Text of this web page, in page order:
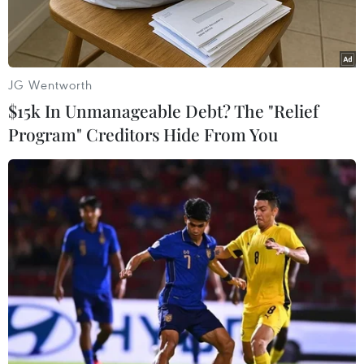
Tổ hợp Hypergrid. (Nguồn: Fermi America)
Fermi America, công ty có trụ sở tại Texas do
cựu Bộ trưởng Năng lượng Mỹ Rick Perry đồng
JG Wentworth
$15k In Unmanageable Debt? The "Relief
Program" Creditors Hide From You